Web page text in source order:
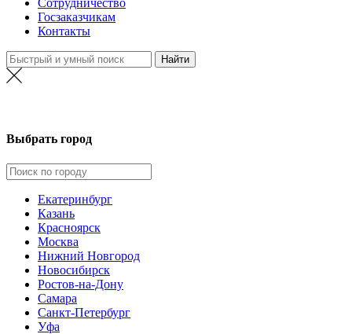
Сотрудничество
Госзаказчикам
Контакты
Выбрать город
Екатеринбург
Казань
Красноярск
Москва
Нижний Новгород
Новосибирск
Ростов-на-Дону
Самара
Санкт-Петербург
Уфа